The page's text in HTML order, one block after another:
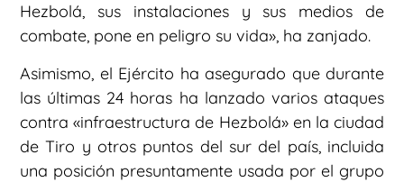
Hezbolá, sus instalaciones y sus medios de
combate, pone en peligro su vida», ha zanjado.
Asimismo, el Ejército ha asegurado que durante
las últimas 24 horas ha lanzado varios ataques
contra «infraestructura de Hezbolá» en la ciudad
de Tiro y otros puntos del sur del país, incluida
una posición presuntamente usada por el grupo